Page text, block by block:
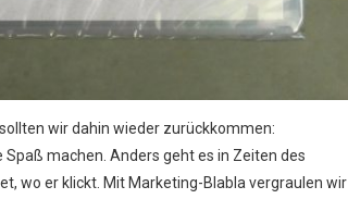
wir dahin wieder zurückkommen:
machen. Anders geht es in Zeiten des
wo er klickt. Mit Marketing-Blabla vergraulen wir